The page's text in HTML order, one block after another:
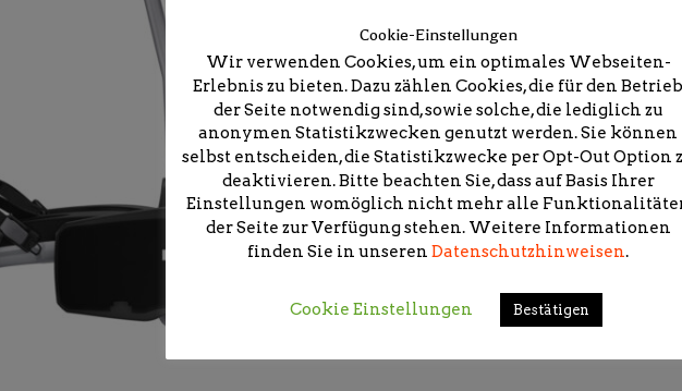
Cookie-Einstellungen
Wir verwenden Cookies, um ein optimales Webseiten-
Erlebnis zu bieten. Dazu zählen Cookies, die für den Betrieb
der Seite notwendig sind, sowie solche, die lediglich zu
anonymen Statistikzwecken genutzt werden. Sie können
selbst entscheiden, die Statistikzwecke per Opt-Out Option
deaktivieren. Bitte beachten Sie, dass auf Basis Ihrer
Einstellungen womöglich nicht mehr alle
der Seite zur Verfügung stehen. Weitere Informationen
finden Sie in unseren Datenschutzhinweisen.
Cookie Einstellungen Bestätigen